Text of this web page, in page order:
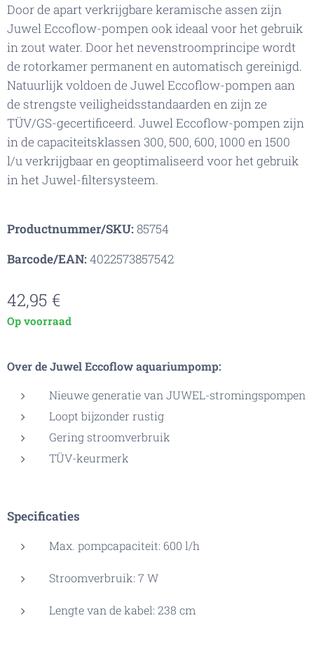
Door de apart verkrijgbare keramische assen zijn
Juwel Eccoflow-pompen ook ideaal voor het gebruik
in zout water. Door het nevenstroomprincipe wordt
de rotorkamer permanent en automatisch gereinigd.
Natuurlijk voldoen de Juwel Eccoflow-pompen aan
de strengste veiligheidsstandaarden en zijn ze
TÜV/GS-gecertificeerd. Juwel Eccoflow-pompen zijn
in de capaciteitsklassen 300, 500, 600, 1000 en 1500
l/u verkrijgbaar en geoptimaliseerd voor het gebruik
in het Juwel-filtersysteem.
Productnummer/SKU:85754
Barcode/EAN:4022573857542
42,95 €
Op voorraad
Over de Juwel Eccoflow aquariumpomp:
Nieuwe generatie van JUWEL-stromingspompen
Loopt bijzonder rustig
Gering stroomverbruik
TÜV-keurmerk
Specificaties
Max. pompcapaciteit: 600 l/h
Stroomverbruik: 7 W
Lengte van de kabel: 238 cm